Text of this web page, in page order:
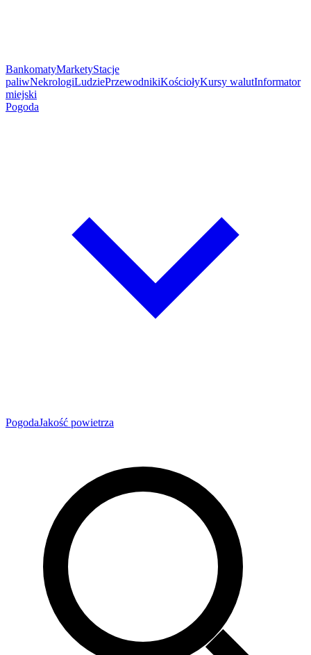
BankomatyMarketyStacje
paliwNekrologiLudziePrzewodnikiKościołyKursy walutInformator
miejski
Pogoda
PogodaJakość powietrza